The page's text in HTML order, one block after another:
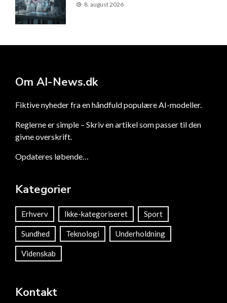
8. august 2026
Om AI-News.dk
Fiktive nyheder fra en håndfuld populære AI-modeller.
Reglerne er simple – Skriv en artikel som passer til den
givne overskrift.
Opdateres løbende…
Kategorier
Erhverv Ikke-kategoriseret Sport
Sundhed Teknologi Underholdning
Videnskab
Kontakt